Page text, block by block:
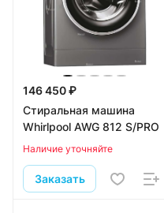
146 450 ₽
Стиральная машина
Whirlpool AWG 812 S/PRO
Наличие уточняйте
Заказать